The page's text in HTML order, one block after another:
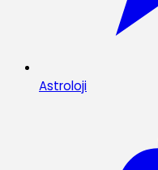
Astroloji